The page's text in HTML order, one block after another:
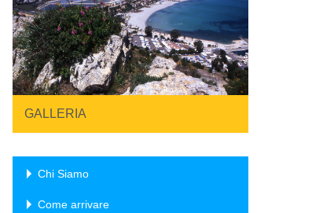
GALLERIA
Chi Siamo
Come arrivare